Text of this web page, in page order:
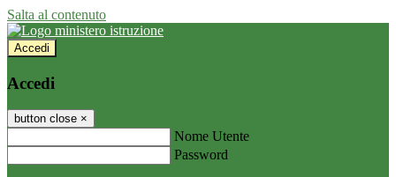
Salta al contenuto
Accedi
Accedi
button close ×
Nome Utente
Password